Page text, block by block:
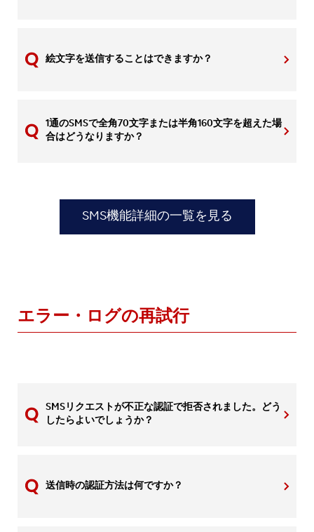
絵文字を送信することはできますか？
1通のSMSで全角70文字または半角160文字を超えた場
合はどうなりますか？
SMS機能詳細の一覧を見る
エラー・ログの再試行
SMSリクエストが不正な認証で拒否されました。どう
したらよいでしょうか？
送信時の認証方法は何ですか？